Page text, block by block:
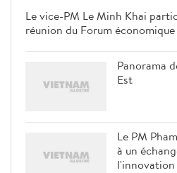
Le vice-PM Le Minh Khai
réunion du Forum
Panorama
Est
Le PM
à un